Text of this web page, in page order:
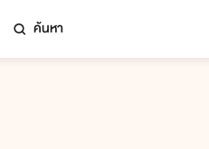
ค้นหา